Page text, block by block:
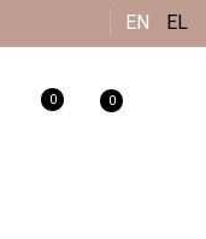
EN EL
0 0